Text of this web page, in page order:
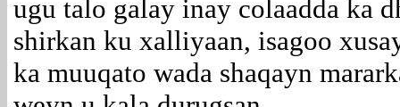
ugu talo galay inay colaadda ka
shirkan ku xalliyaan, isagoo
ka muuqato wada shaqayn